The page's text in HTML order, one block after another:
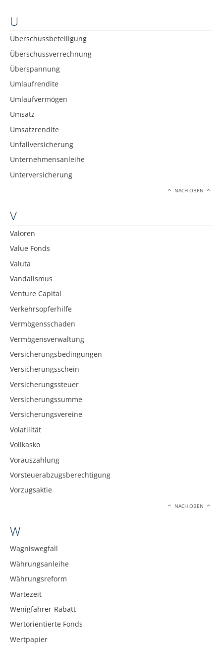
U
Überschussbeteiligung
Überschussverrechnung
Überspannung
Umlaufrendite
Umlaufvermögen
Umsatz
Umsatzrendite
Unfallversicherung
Unternehmensanleihe
Unterversicherung
NACH OBEN
V
Valoren
Value Fonds
Valuta
Vandalismus
Venture Capital
Verkehrsopferhilfe
Vermögensschaden
Vermögensverwaltung
Versicherungsbedingungen
Versicherungsschein
Versicherungssteuer
Versicherungssumme
Versicherungsvereine
Volatilität
Vollkasko
Vorauszahlung
Vorsteuerabzugsberechtigung
Vorzugsaktie
NACH OBEN
W
Wagniswegfall
Währungsanleihe
Währungsreform
Wartezeit
Wenigfahrer-Rabatt
Wertorientierte Fonds
Wertpapier